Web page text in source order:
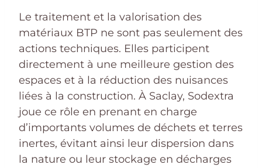
Le traitement et la valorisation des
matériaux BTP ne sont pas seulement des
actions techniques. Elles participent
directement à une meilleure gestion des
espaces et à la réduction des nuisances
liées à la construction. À Saclay, Sodextra
joue ce rôle en prenant en charge
d’importants volumes de déchets et terres
inertes, évitant ainsi leur dispersion dans
la nature ou leur stockage en décharges